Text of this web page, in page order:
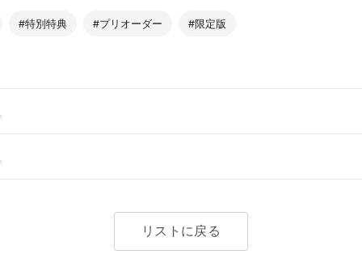
#特別特典 #プリオーダー #限定版
リストに戻る